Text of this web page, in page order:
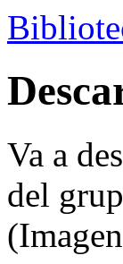
Va a
del